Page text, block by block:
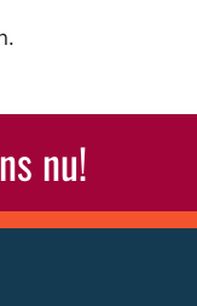
nu!